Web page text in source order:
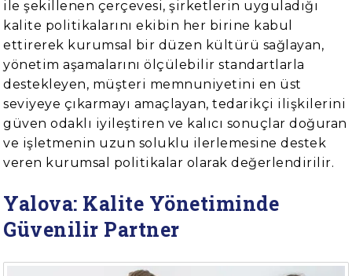
ile şekillenen çerçevesi, şirketlerin uyguladığı
kalite politikalarını ekibin her birine kabul
ettirerek kurumsal bir düzen kültürü sağlayan,
yönetim aşamalarını ölçülebilir standartlarla
destekleyen, müşteri memnuniyetini en üst
seviyeye çıkarmayı amaçlayan, tedarikçi ilişkilerini
güven odaklı iyileştiren ve kalıcı sonuçlar doğuran
ve işletmenin uzun soluklu ilerlemesine destek
veren kurumsal politikalar olarak değerlendirilir.
Yalova: Kalite Yönetiminde
Güvenilir Partner